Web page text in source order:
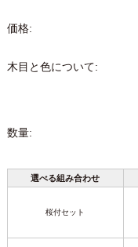
価格:
木目と色について:
数量:
選べる組み合わせ
桜付セット